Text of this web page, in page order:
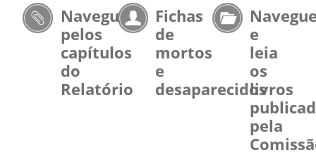
Navegue
pelos
capítulos
do
Relatório
Fichas
de
mortos
e
desaparecidos
e
leia
os
livros
pela